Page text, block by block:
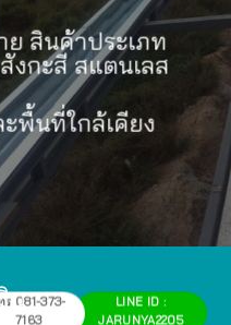
สินค้าประเภท
งกะสี สแตนเลส
พื้นที่ใกล้เคียง
น
LINE ID :
JARUNYA2205
ร 081-373-
7163